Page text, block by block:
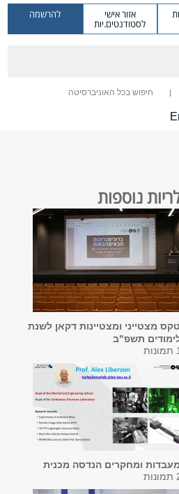
אזור אישי
לסטודנטים.יות
להרשמה
חיפוש בכל האוניברסיטה
נוספות
טקס מצטייני ומצטיינות דקאן לשנת
תשפ"ב
מעבדות ומחקרים הנדסה מכנית